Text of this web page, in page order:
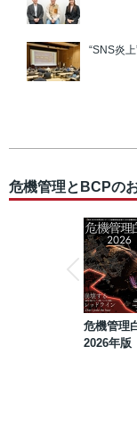
“SNS炎
危機管理とBCPの
危機管理
2026年版